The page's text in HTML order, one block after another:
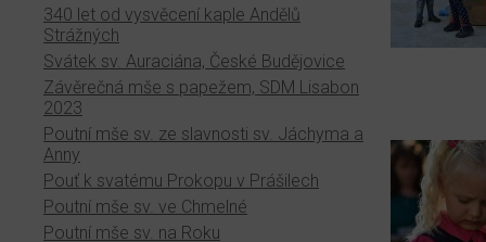
340 let od vysvěcení kaple Andělů
Strážných
Svátek sv. Auraciána, České Budějovice
Závěrečná mše s papežem, SDM Lisabon
2023
Poutní mše sv. ze slavnosti sv. Jáchyma a
Anny
Pouť k svatému Prokopu v Prášilech
Poutní mše sv. ve Chmelné
Poutní mše sv. na Roku